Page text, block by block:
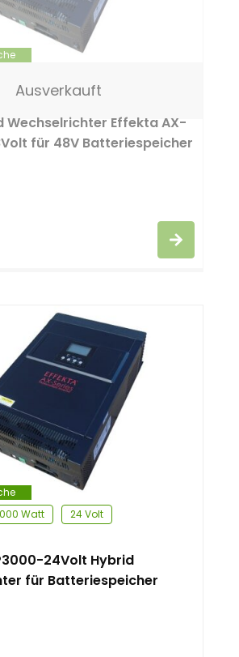
Ausverkauft
Wechselrichter Effekta AX-
für 48V Batteriespeicher
Watt
24 Volt
24Volt Hybrid
für Batteriespeicher